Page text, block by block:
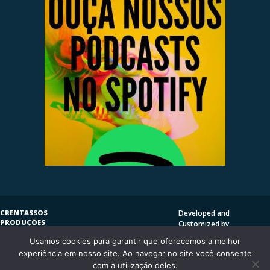
CRENTASSOS
PRODUÇÕES
COPYLEFT©2009
CRENTASSOS
CURITIBA/PR - BRASIL
Developed and
Customized by
DESIGN
UsingVantage Theme
Usamos cookies para garantir que oferecemos a melhor
experiência em nosso site. Ao navegar no site você consente
com a utilização deles.